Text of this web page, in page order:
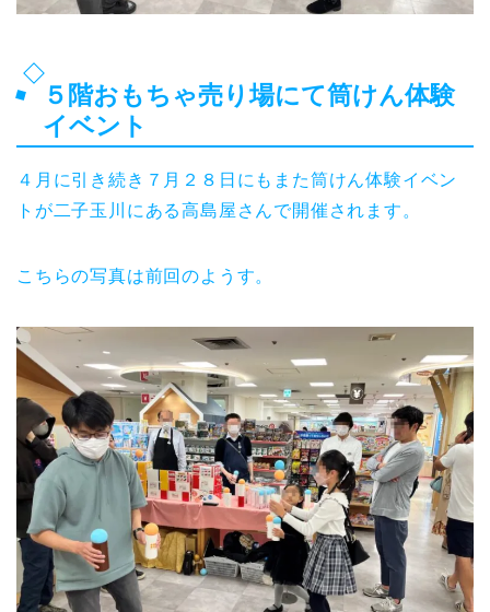
５階おもちゃ売り場にて筒けん体験
イベント
４月に引き続き７月２８日にもまた筒けん体験イベン
トが二子玉川にある高島屋さんで開催されます。
こちらの写真は前回のようす。